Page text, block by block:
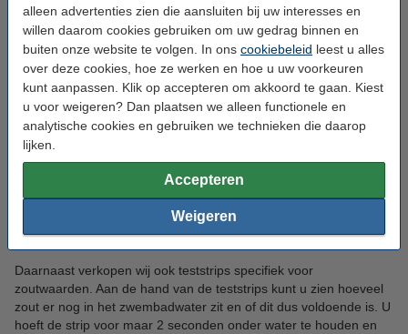
alleen advertenties zien die aansluiten bij uw interesses en
willen daarom cookies gebruiken om uw gedrag binnen en
buiten onze website te volgen. In ons cookiebeleid leest u alles
over deze cookies, hoe ze werken en hoe u uw voorkeuren
kunt aanpassen. Klik op accepteren om akkoord te gaan. Kiest
u voor weigeren? Dan plaatsen we alleen functionele en
analytische cookies en gebruiken we technieken die daarop
lijken.
Accepteren
Weigeren
waarde kan bijvoorbeeld zorgen voor irritatie van de huid en rode
ogen. Hieronder lichten we graag ons assortiment toe, zodat u
weet wat u nodig heeft.
Teststrips
Met de teststrips kunt u eenvoudig uw zwembadwater
controleren. U hoeft alleen de strips onder water te dompelen en
vervolgens kunt u de kleuren vergelijken. De strip meet drie
waardes: chloor, pH-waarde en alkaliniteit. In de bijgeleverde
gebruiksaanwijzing kunt u opzoeken wat de kleuren betekenen
en of dus de drie gemeten waardes goed zijn.
Daarnaast verkopen wij ook teststrips specifiek voor
zoutwaarden. Aan de hand van de teststrips kunt u zien hoeveel
zout er nog in het zwembadwater zit en of dit dus voldoende is. U
hoeft de strip voor maar 2 seconden onder water te houden en